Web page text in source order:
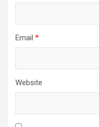
Email *
Website